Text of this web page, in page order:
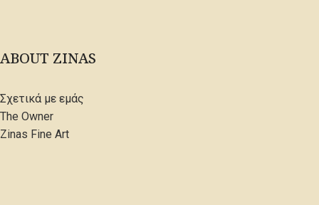
ABOUT ZINAS
Σχετικά με εμάς
The Owner
Zinas Fine Art